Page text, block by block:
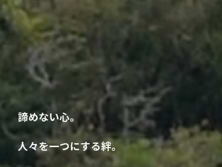
諦めない心。
人々を一つにする絆。